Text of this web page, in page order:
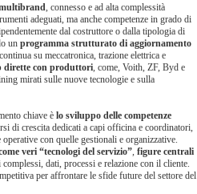
, connesso e ad alta complessità
adeguati, ma anche competenze in grado di
dal costruttore o dalla tipologia di
un programma strutturato di aggiornamento
su meccatronica, trazione elettrica e
dirette con produttori , come, Voith, ZF, Byd e
mirati sulle nuove tecnologie e sulla
chiave è lo sviluppo delle competenze
di crescita dedicati a capi officina e coordinatori,
con quelle gestionali e organizzative.
veri “tecnologi del servizio” figure centrali
complessi, dati, processi e relazione con il cliente.
per affrontare le sfide future del settore del